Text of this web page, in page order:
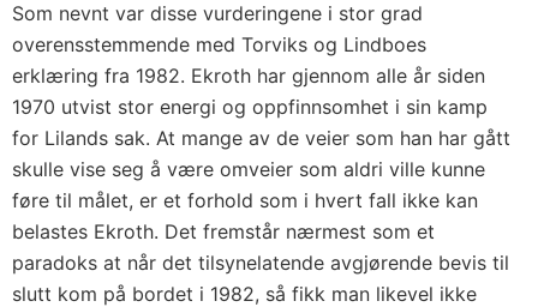
Som nevnt var disse vurderingene i stor grad
overensstemmende med Torviks og Lindboes
erklæring fra 1982. Ekroth har gjennom alle år siden
1970 utvist stor energi og oppfinnsomhet i sin kamp
for Lilands sak. At mange av de veier som han har gått
skulle vise seg å være omveier som aldri ville kunne
føre til målet, er et forhold som i hvert fall ikke kan
belastes Ekroth. Det fremstår nærmest som et
paradoks at når det tilsynelatende avgjørende bevis til
slutt kom på bordet i 1982, så fikk man likevel ikke